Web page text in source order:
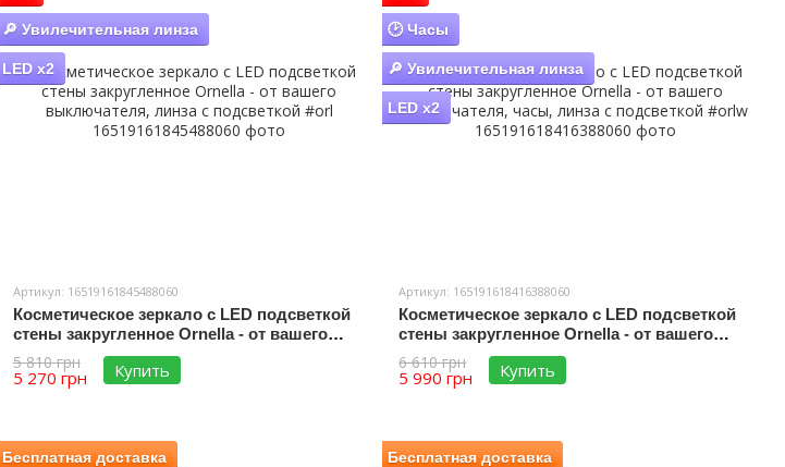
🔎 Увилечительная линза
LED x2
Артикул: 16519161845488060
Косметическое зеркало с LED подсветкой
стены закругленное Ornella - от вашего
выключателя, линза с подсветкой #orl
5 810 грн
5 270 грн Купить
🕑 Часы
🔎 Увилечительная линза
LED x2
Артикул: 165191618416388060
Косметическое зеркало с LED подсветкой
стены закругленное Ornella - от вашего
выключателя, часы, линза с подсветкой
#orlw
6 610 грн
5 990 грн Купить
Бесплатная доставка Бесплатная доставка